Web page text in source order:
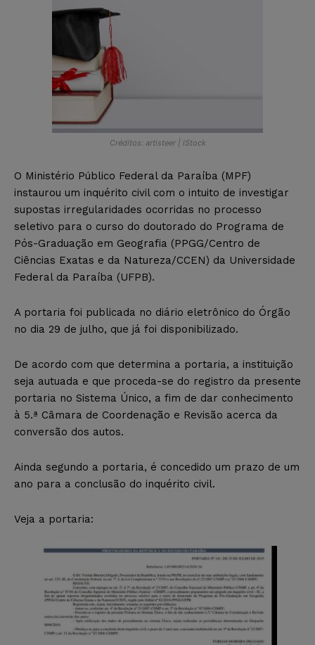
Créditos: artisteer | iStock
O Ministério Público Federal da Paraíba (MPF)
instaurou um inquérito civil com o intuito de investigar
supostas irregularidades ocorridas no processo
seletivo para o curso do doutorado do Programa de
Pós-Graduação em Geografia (PPGG/Centro de
Ciências Exatas e da Natureza/CCEN) da Universidade
Federal da Paraíba (UFPB).
A portaria foi publicada no diário eletrônico do Órgão
no dia 29 de julho, que já foi disponibilizado.
De acordo com que determina a portaria, a instituição
seja autuada e que proceda-se do registro da presente
portaria no Sistema Único, a fim de dar conhecimento
à 5.ª Câmara de Coordenação e Revisão acerca da
conversão dos autos.
Ainda segundo a portaria, é concedido um prazo de um
ano para a conclusão do inquérito civil.
Veja a portaria: